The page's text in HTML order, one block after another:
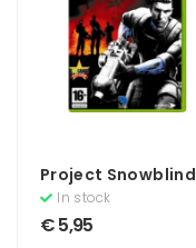
Project Snowblind
In stock
€5,95